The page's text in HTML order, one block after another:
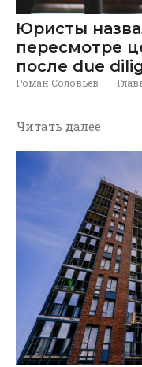
Юристы
пересмотре
после due
Роман Соловьев ·
Читать далее